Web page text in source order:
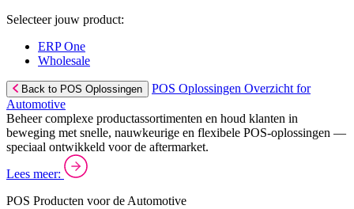
Selecteer jouw product:
ERP One
Wholesale
Back to POS Oplossingen
POS Oplossingen Overzicht for
Automotive
Beheer complexe productassortimenten en houd klanten in
beweging met snelle, nauwkeurige en flexibele POS-oplossingen —
speciaal ontwikkeld voor de aftermarket.
Lees meer:
POS Producten voor de Automotive